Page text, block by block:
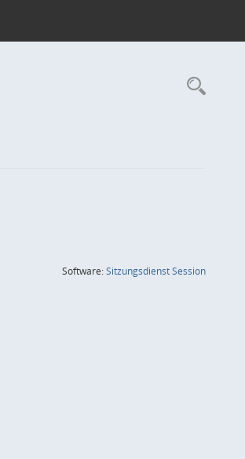
Software:SitzungsdienstSession(Wird in